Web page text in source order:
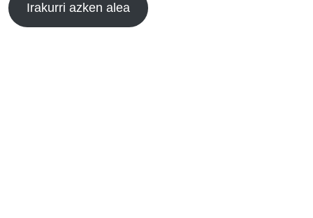
Irakurri azken alea